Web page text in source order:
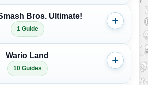
Bros. Ultimate!
1 Guide
Wario Land
10 Guides